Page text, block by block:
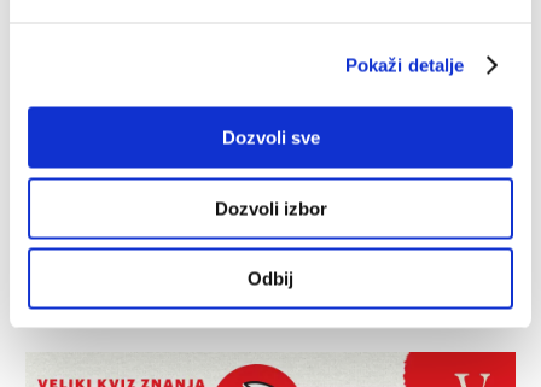
Pokaži detalje
Dozvoli sve
Dozvoli izbor
Odbij